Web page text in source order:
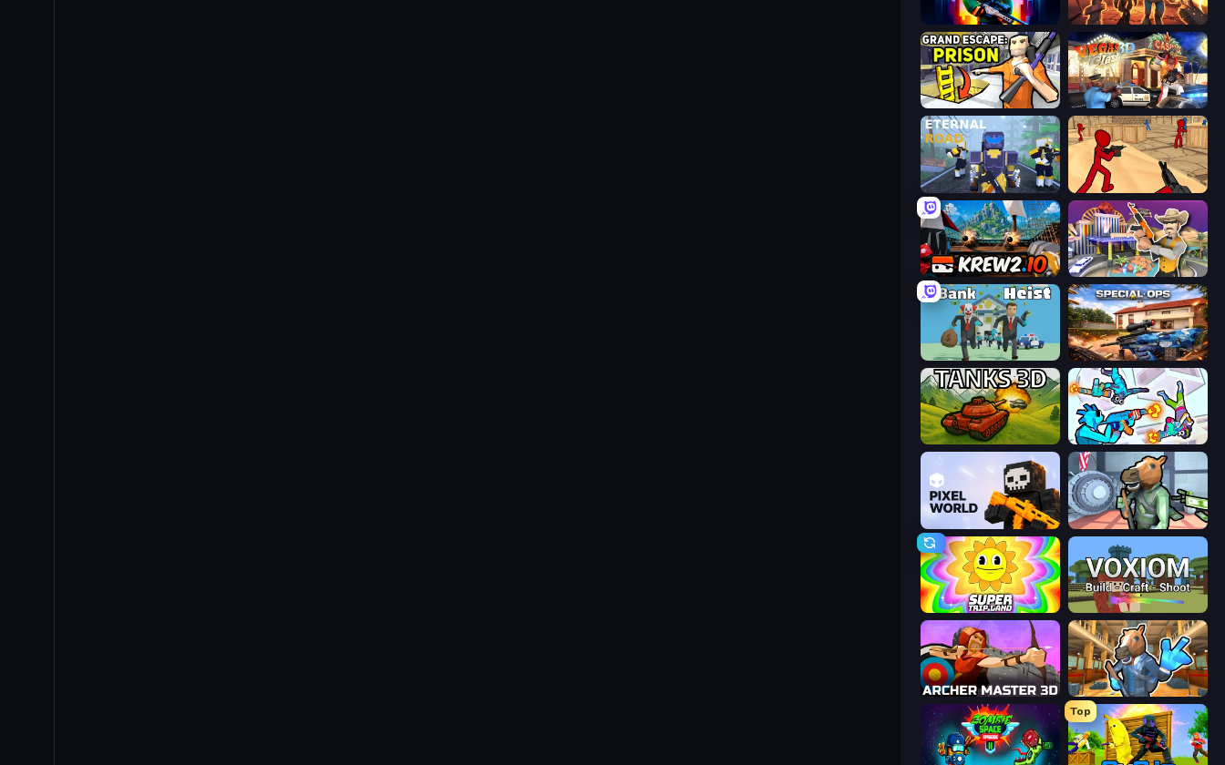
Horde Crusher
Grand Escape: Prison Vegas Clash 3D
Eternal Road Stickman Counter Terror Strike
Krew.io Casino Robbery
Bank Heist Special Ops: GO
Tanks 3D Gravity Arena Shooter
Pixel World Bank Robbery
SuperTrip.Land Voxiom.io
Archer Master 3D: Castle Defense Bank Robbery 2
Top